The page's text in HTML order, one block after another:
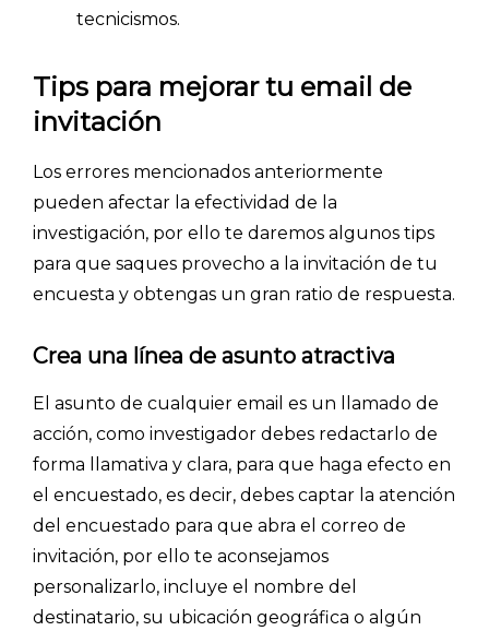
INICIO
CÓMO FUNCIONA
BLOG
ACCEDER →
tecnicismos.
Tips para mejorar tu email de
invitación
Los errores mencionados anteriormente
pueden afectar la efectividad de la
investigación, por ello te daremos algunos tips
para que saques provecho a la invitación de tu
encuesta y obtengas un gran ratio de respuesta.
Crea una línea de asunto atractiva
El asunto de cualquier email es un llamado de
acción, como investigador debes redactarlo de
forma llamativa y clara, para que haga efecto en
el encuestado, es decir, debes captar la atención
del encuestado para que abra el correo de
invitación, por ello te aconsejamos
personalizarlo, incluye el nombre del
destinatario, su ubicación geográfica o algún